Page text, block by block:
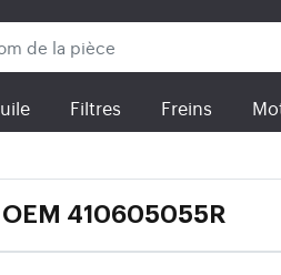
Filtres Freins
410605055R